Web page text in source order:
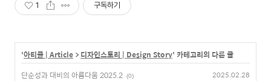
1 구독하기
'아티클 | Article > 디자인스토리 | Design Story' 카테고리의 다른 글
단순성과 대비의 아름다움 2025.2 (0) 2025.02.28